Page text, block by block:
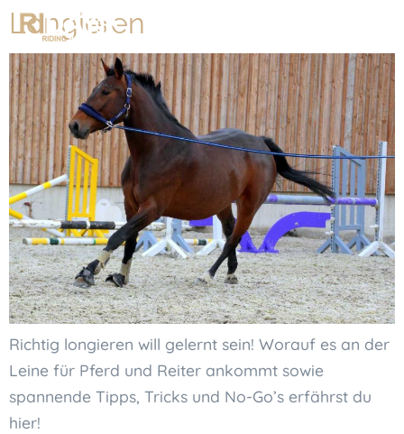
Longieren
Richtig longieren will gelernt sein! Worauf es an der
Leine für Pferd und Reiter ankommt sowie
spannende Tipps, Tricks und No-Go’s erfährst du
hier!